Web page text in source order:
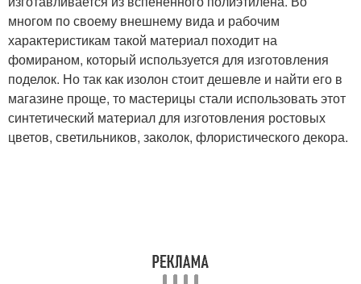
Объемные цветы
многом по своему внешнему вида и рабочим
характеристикам такой материал походит на
фомираном, который используется для изготовления
поделок. Но так как изолон стоит дешевле и найти его в
магазине проще, то мастерицы стали использовать этот
синтетический материал для изготовления ростовых
цветов, светильников, заколок, флористического декора.